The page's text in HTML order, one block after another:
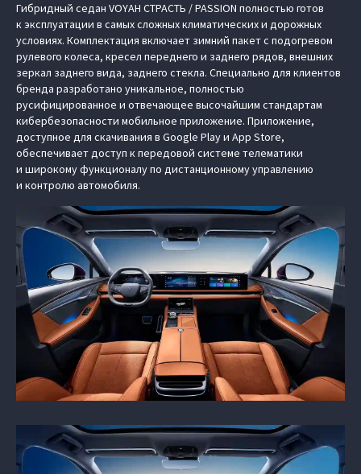
Гибридный седан VOYAH СТРАСТЬ / PASSION полностью готов
к эксплуатации в самых сложных климатических и дорожных
условиях. Комплектация включает зимний пакет с подогревом
рулевого колеса, кресел переднего и заднего рядов, внешних
зеркал заднего вида, заднего стекла. Специально для клиентов
бренда разработано уникальное, полностью
русифицированное и отвечающее высочайшим стандартам
кибербезопасности мобильное приложение. Приложение,
доступное для скачивания в Google Play и App Store,
обеспечивает доступ к передовой системе телематики
и широкому функционалу по дистанционному управлению
и контролю автомобиля.